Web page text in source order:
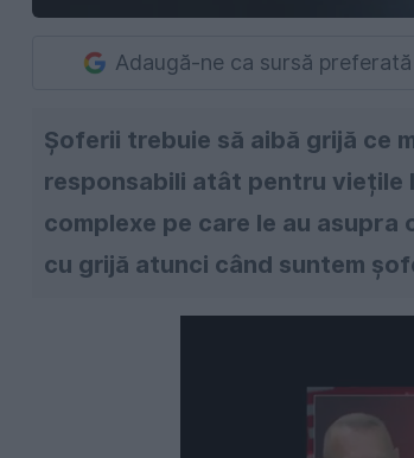
Adaugă-ne ca sursă
Șoferii trebuie să aibă grijă ce
responsabili atât pentru viețile
complexe pe care le au
cu grijă atunci când suntem